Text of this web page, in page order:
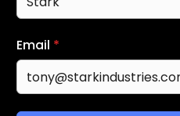
Email *